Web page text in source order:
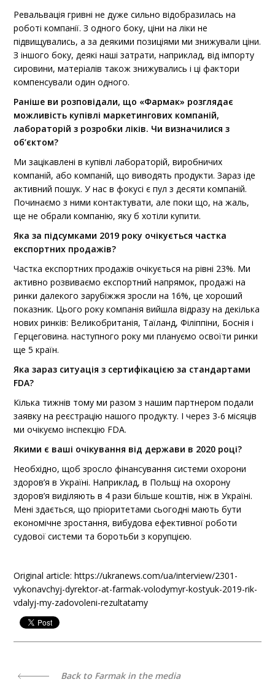
Ревальвація гривні не дуже сильно відобразилась на
роботі компанії. З одного боку, ціни на ліки не
підвищувались, а за деякими позиціями ми знижували ціни.
З іншого боку, деякі наші затрати, наприклад, від імпорту
сировини, матеріалів також знижувались і ці фактори
компенсували один одного.
Раніше ви розповідали, що «Фармак» розглядає
можливість купівлі маркетингових компаній,
лабораторій з розробки ліків. Чи визначилися з
об’єктом?
Ми зацікавлені в купівлі лабораторій, виробничих
компаній, або компаній, що виводять продукти. Зараз іде
активний пошук. У нас в фокусі є пул з десяти компаній.
Починаємо з ними контактувати, але поки що, на жаль,
ще не обрали компанію, яку б хотіли купити.
Яка за підсумками 2019 року очікується частка
експортних продажів?
Частка експортних продажів очікується на рівні 23%. Ми
активно розвиваємо експортний напрямок, продажі на
ринки далекого зарубіжжя зросли на 16%, це хороший
показник. Цього року компанія вийшла відразу на декілька
нових ринків: Великобританія, Таїланд, Філіппіни, Боснія і
Герцеговина. наступного року ми плануємо освоїти ринки
ще 5 країн.
Яка зараз ситуація з сертифікацією за стандартами
FDA?
Кілька тижнів тому ми разом з нашим партнером подали
заявку на реєстрацію нашого продукту. І через 3-6 місяців
ми очікуємо інспекцію FDA.
Якими є ваші очікування від держави в 2020 році?
Необхідно, щоб зросло фінансування системи охорони
здоров’я в Україні. Наприклад, в Польщі на охорону
здоров’я виділяють в 4 рази більше коштів, ніж в Україні.
Мені здається, що пріоритетами сьогодні мають бути
економічне зростання, вибудова ефективної роботи
судової системи та боротьби з корупцією.
Original article: https://ukranews.com/ua/interview/2301-
vykonavchyj-dyrektor-at-farmak-volodymyr-kostyuk-2019-rik-
vdalyj-my-zadovoleni-rezultatamy
Back to Farmak in the media